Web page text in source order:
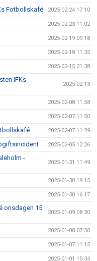
Fotbollskafé 2025-02-24 17:10
2025-02-23 11:02
2025-02-19 09:18
2025-02-18 11:35
2025-02-15 21:38
IFKs
2025-02-13
2025-02-08 11:58
2025-02-07 11:50
2025-02-07 11:29
2025-02-05 12:26
-
2025-01-31 11:49
2025-01-30 19:15
2025-01-30 16:17
onsdagen 15
2025-01-09 08:30
2025-01-08 07:50
2025-01-07 11:15
2025-01-01 15:34